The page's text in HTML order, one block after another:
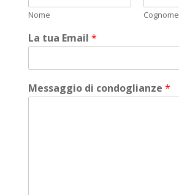
Nome Cognome
La tua Email *
Messaggio di condoglianze *